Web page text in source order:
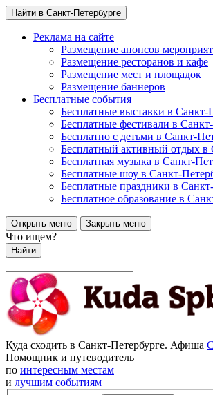
Найти в Санкт-Петербурге
Реклама на сайте
Размещение анонсов
Размещение ресторанов и кафе
Размещение мест и площадок
Размещение баннеров
Бесплатные события
Бесплатные выставки в Санкт-
Бесплатные фестивали в
Бесплатно с детьми в Санкт-
Бесплатный активный отдых в
Бесплатная музыка в Санкт-
Бесплатные шоу в Санкт-
Бесплатные праздники в
Бесплатное образование в
Открыть меню Закрыть меню
Что ищем?
Найти
Куда сходить в Санкт-Петербурге. Афиша
Помощник и путеводитель
по интересным местам
и лучшим событиям